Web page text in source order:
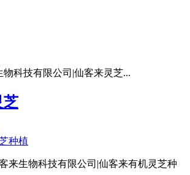
物科技有限公司|仙客来灵芝...
芝
种植
来生物科技有限公司|仙客来有机灵芝种